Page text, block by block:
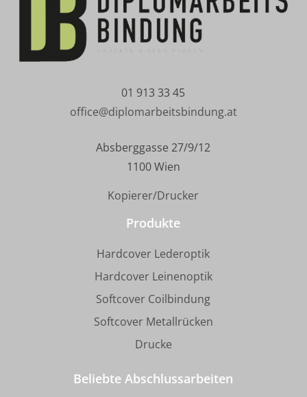
01 913 33 45
office@diplomarbeitsbindung.at
Absberggasse 27/9/12
1100 Wien
Kopierer/Drucker
Produkte
Hardcover Lederoptik
Hardcover Leinenoptik
Softcover Coilbindung
Softcover Metallrücken
Drucke
Beliebte Abschlussarbeiten